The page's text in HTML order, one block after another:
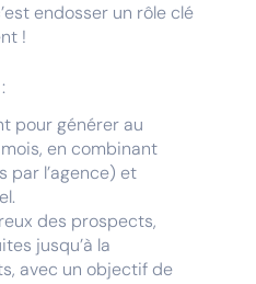
endosser un rôle clé
!
pour générer au
en combinant
par l’agence) et
des prospects,
jusqu’à la
avec un objectif de